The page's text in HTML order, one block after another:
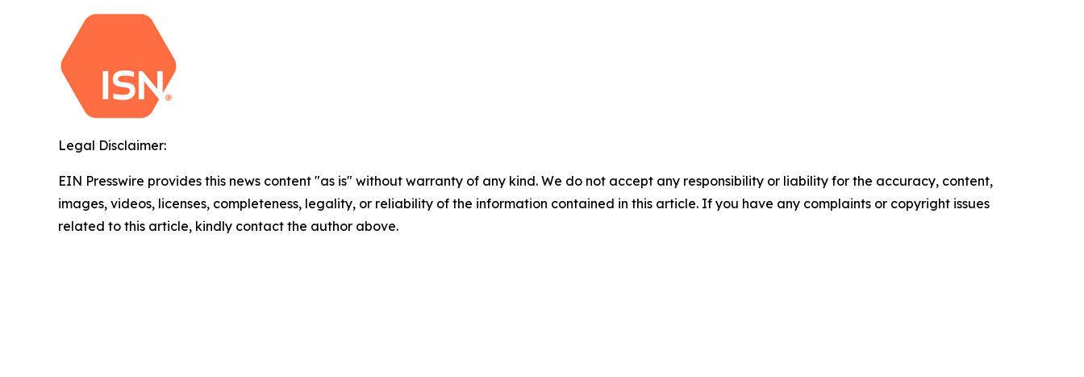
Legal Disclaimer:
EIN Presswire provides this news content "as is" without warranty of any kind. We do not accept any responsibility or liability for the accuracy, content,
images, videos, licenses, completeness, legality, or reliability of the information contained in this article. If you have any complaints or copyright issues
related to this article, kindly contact the author above.